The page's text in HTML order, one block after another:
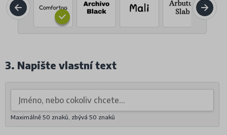
3. Napište vlastní text
Maximálně 50 znaků, zbývá 50 znaků